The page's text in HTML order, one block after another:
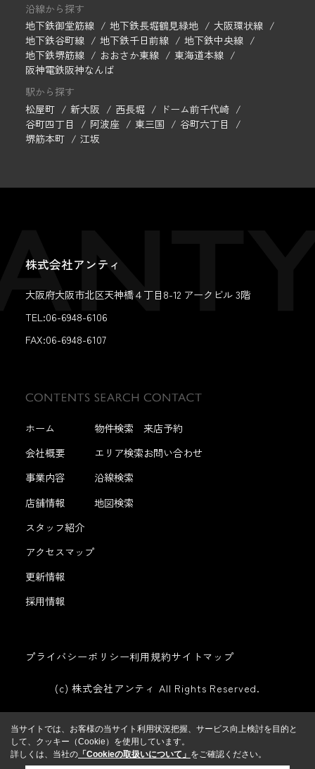
沿線から探す
地下鉄御堂筋線
地下鉄長堀鶴見緑地
大阪環状線
地下鉄谷町線
地下鉄千日前線
地下鉄中央線
地下鉄堺筋線
おおさか東線
東海道本線
阪神電鉄阪神なんば
駅から探す
松屋町
新大阪 西長堀
ドーム前千代崎
谷町四丁目
阿波座 東三国
谷町六丁目
堺筋本町
江坂
株式会社アンティ
大阪府大阪市北区天神橋４丁目8-12 アークビル 3階
TEL:06-6948-6106
FAX:06-6948-6107
ホーム
会社概要
事業内容
店舗情報
スタッフ紹介
アクセスマップ
更新情報
採用情報
物件検索
エリア検索
沿線検索
地図検索
来店予約
お問い合わせ
プライバシーポリシー利用規約サイトマップ
(c) 株式会社アンティ All Rights Reserved.
当サイトでは、お客様の当サイト利用状況把握、サービス向上検討を目的と
して、クッキー（Cookie）を使用しています。
詳しくは、当社の 「Cookieの取扱いについて」 をご確認ください。